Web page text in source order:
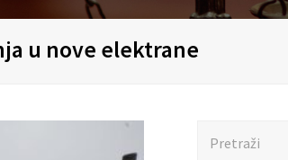
u nove elektrane